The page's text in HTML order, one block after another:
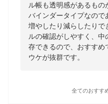
ル帳も透明感があるもの
バインダータイプなので
増やしたり減らしたりで
ルの確認がしやすく、
存できるので、おすす
ウケが抜群です。
全てのおすす